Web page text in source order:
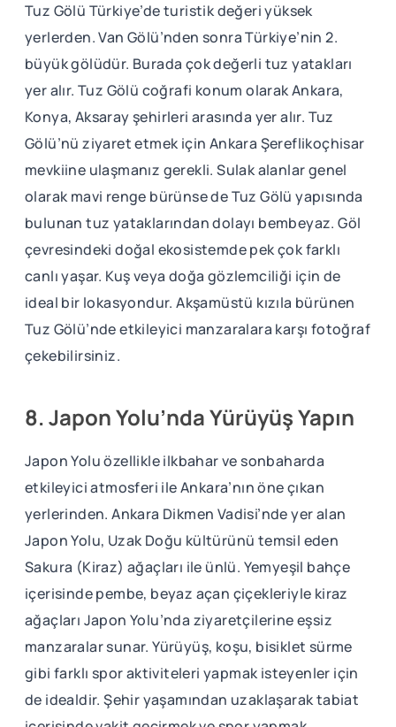
Tuz Gölü Türkiye’de turistik değeri yüksek
yerlerden. Van Gölü’nden sonra Türkiye’nin 2.
büyük gölüdür. Burada çok değerli tuz yatakları
yer alır. Tuz Gölü coğrafi konum olarak Ankara,
Konya, Aksaray şehirleri arasında yer alır. Tuz
Gölü’nü ziyaret etmek için Ankara Şereflikoçhisar
mevkiine ulaşmanız gerekli. Sulak alanlar genel
olarak mavi renge bürünse de Tuz Gölü yapısında
bulunan tuz yataklarından dolayı bembeyaz. Göl
çevresindeki doğal ekosistemde pek çok farklı
canlı yaşar. Kuş veya doğa gözlemciliği için de
ideal bir lokasyondur. Akşamüstü kızıla bürünen
Tuz Gölü’nde etkileyici manzaralara karşı fotoğraf
çekebilirsiniz.
8. Japon Yolu’nda Yürüyüş Yapın
Japon Yolu özellikle ilkbahar ve sonbaharda
etkileyici atmosferi ile Ankara’nın öne çıkan
yerlerinden. Ankara Dikmen Vadisi’nde yer alan
Japon Yolu, Uzak Doğu kültürünü temsil eden
Sakura (Kiraz) ağaçları ile ünlü. Yemyeşil bahçe
içerisinde pembe, beyaz açan çiçekleriyle kiraz
ağaçları Japon Yolu’nda ziyaretçilerine eşsiz
manzaralar sunar. Yürüyüş, koşu, bisiklet sürme
gibi farklı spor aktiviteleri yapmak isteyenler için
de idealdir. Şehir yaşamından uzaklaşarak tabiat